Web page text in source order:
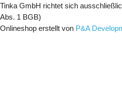
Tinka GmbH richtet sich
Abs. 1 BGB)
Onlineshop erstellt von P&A